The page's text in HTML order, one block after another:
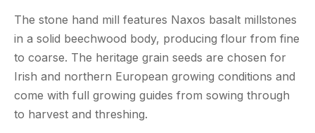
The stone hand mill features Naxos basalt millstones
in a solid beechwood body, producing flour from fine
to coarse. The heritage grain seeds are chosen for
Irish and northern European growing conditions and
come with full growing guides from sowing through
to harvest and threshing.